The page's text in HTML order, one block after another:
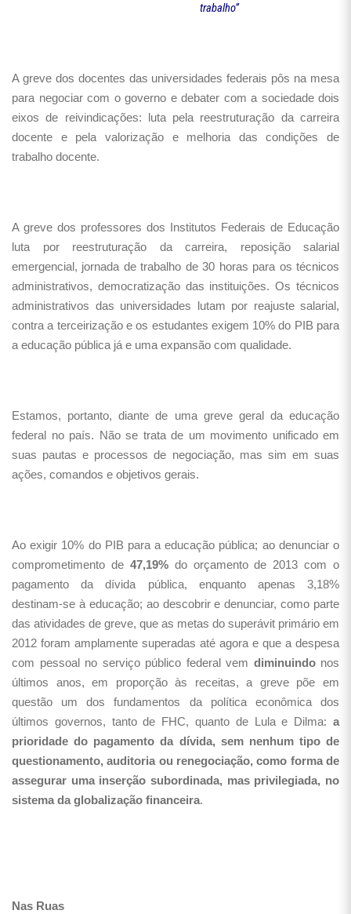
trabalho”
A greve dos docentes das universidades federais pôs na mesa
para negociar com o governo e debater com a sociedade dois
eixos de reivindicações: luta pela reestruturação da carreira
docente e pela valorização e melhoria das condições de
trabalho docente.
A greve dos professores dos Institutos Federais de Educação
luta por reestruturação da carreira, reposição salarial
emergencial, jornada de trabalho de 30 horas para os técnicos
administrativos, democratização das instituições. Os técnicos
administrativos das universidades lutam por reajuste salarial,
contra a terceirização e os estudantes exigem 10% do PIB para
a educação pública já e uma expansão com qualidade.
Estamos, portanto, diante de uma greve geral da educação
federal no país. Não se trata de um movimento unificado em
suas pautas e processos de negociação, mas sim em suas
ações, comandos e objetivos gerais.
Ao exigir 10% do PIB para a educação pública; ao denunciar o
comprometimento de 47,19%do orçamento de 2013 com o
pagamento da dívida pública, enquanto apenas 3,18%
destinam-se à educação; ao descobrir e denunciar, como parte
das atividades de greve, que as metas do superávit primário em
2012 foram amplamente superadas até agora e que a despesa
com pessoal no serviço público federal vem diminuindonos
últimos anos, em proporção às receitas, a greve põe em
questão um dos fundamentos da política econômica dos
últimos governos, tanto de FHC, quanto de Lula e Dilma: a
prioridade do pagamento da dívida, sem nenhum tipo de
questionamento, auditoria ou renegociação, como forma de
assegurar uma inserção subordinada, mas privilegiada, no
sistema da globalização financeira.
Nas Ruas